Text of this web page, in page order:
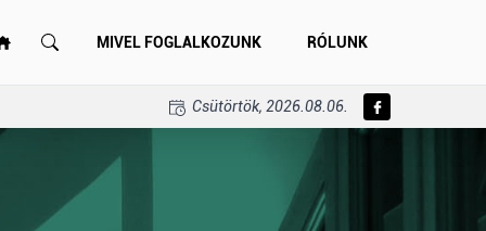
MIVEL FOGLALKOZUNK RÓLUNK
Csütörtök, 2026.08.06.